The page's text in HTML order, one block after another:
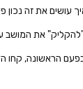
את זה נכון
את המושב
הראשונה, קחו